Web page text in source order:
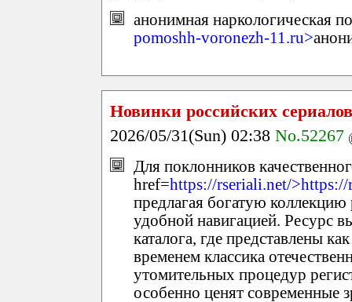
анонимная наркологическая
pomoshh-voronezh-11.ru>
Новинки российских
2026/05/31(Sun) 02:38 No.52267
Для поклонников
href=https://rseriali.net/
предлагая богатую коллекцию
удобной навигацией. Ресурс
каталога, где представлены
временем классика
утомительных процедур
особенно ценят современные